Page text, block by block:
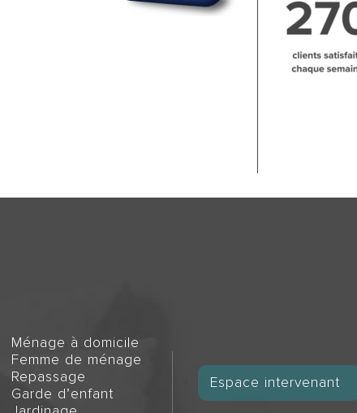
Ménage à domicile
Femme de ménage
Repassage
Garde d’enfant
Espace intervenant